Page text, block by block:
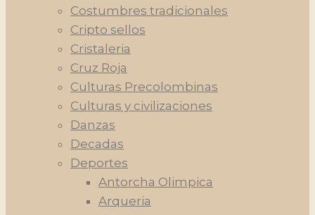
Costumbres tradicionales
Cripto sellos
Cristaleria
Cruz Roja
Culturas Precolombinas
Culturas y civilizaciones
Danzas
Decadas
Deportes
Antorcha Olimpica
Arqueria